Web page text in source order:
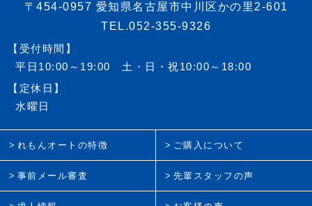
〒454-0957 愛知県名古屋市中川区かの里2-601
TEL.052-355-9326
【受付時間】
平日10:00～19:00 土・日・祝10:00～18:00
【定休日】
水曜日
れもんオートの特徴 ご購入について
事前メール審査 先輩スタッフの声